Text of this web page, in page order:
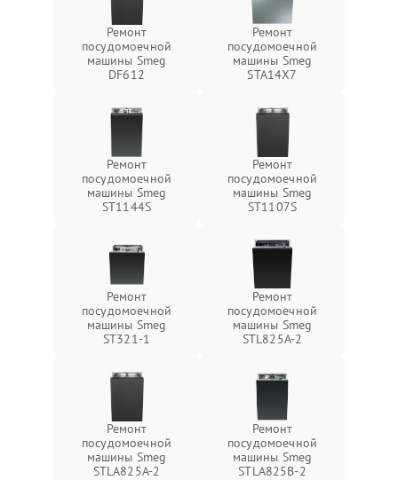
Ремонт
посудомоечной
машины Smeg
DF612
Ремонт
посудомоечной
машины Smeg
STA14X7
Ремонт
посудомоечной
машины Smeg
ST1144S
Ремонт
посудомоечной
машины Smeg
ST1107S
Ремонт
посудомоечной
машины Smeg
ST321-1
Ремонт
посудомоечной
машины Smeg
STL825A-2
Ремонт
посудомоечной
машины Smeg
STLA825A-2
Ремонт
посудомоечной
машины Smeg
STLA825B-2